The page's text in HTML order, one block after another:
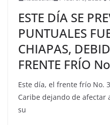
ESTE DÍA SE
PUNTUALES
CHIAPAS,
FRENTE FRÍO
Este día, el frente frío No.
Caribe dejando de afectar
su